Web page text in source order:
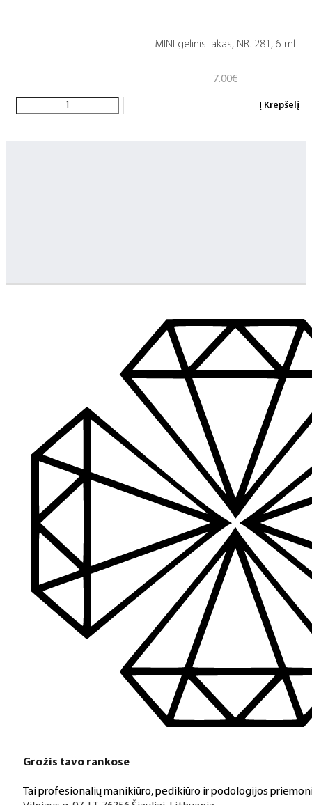
MINI gelinis lakas, NR. 281, 6 ml
7.00€
Į Krepšelį
Grožis tavo rankose
Tai profesionalių manikiūro, pedikiūro ir podologijos